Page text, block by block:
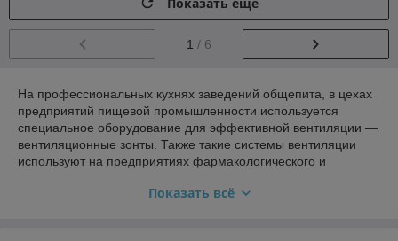
1 / 6
На профессиональных кухнях заведений общепита, в цехах
предприятий пищевой промышленности используется
специальное оборудование для эффективной вентиляции —
вентиляционные зонты. Также такие системы вентиляции
используют на предприятиях фармакологического и
С какими задачами справляются
Показать всё